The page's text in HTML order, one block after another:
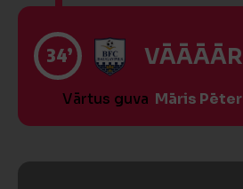
34’
Vārtus guva Māris